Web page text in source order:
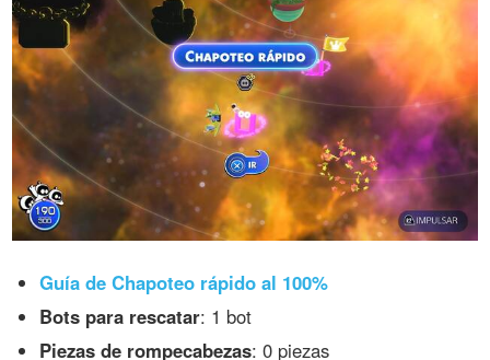
Guía de Chapoteo rápido al 100%
Bots para rescatar: 1 bot
Piezas de rompecabezas: 0 piezas